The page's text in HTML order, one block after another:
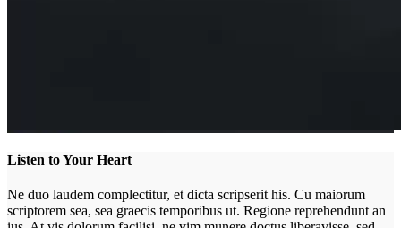
Listen to Your Heart
Ne duo laudem complectitur, et dicta scripserit his. Cu maiorum
scriptorem sea, sea graecis temporibus ut. Regione reprehendunt an